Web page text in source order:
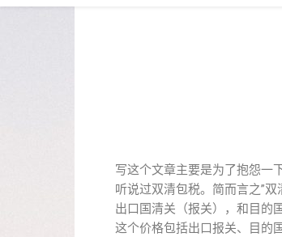
写这个文章主要是为了抱怨一
听说过双清包税。简而言之”
出口国清关（报关），和目的
这个价格包括出口报关、目的